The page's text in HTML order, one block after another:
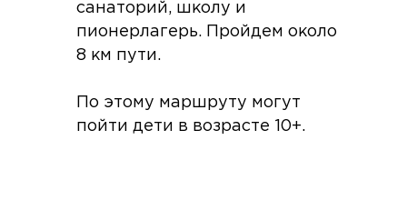
санаторий, школу и
пионерлагерь. Пройдем около
8 км пути.
По этому маршруту могут
пойти дети в возрасте 10+.